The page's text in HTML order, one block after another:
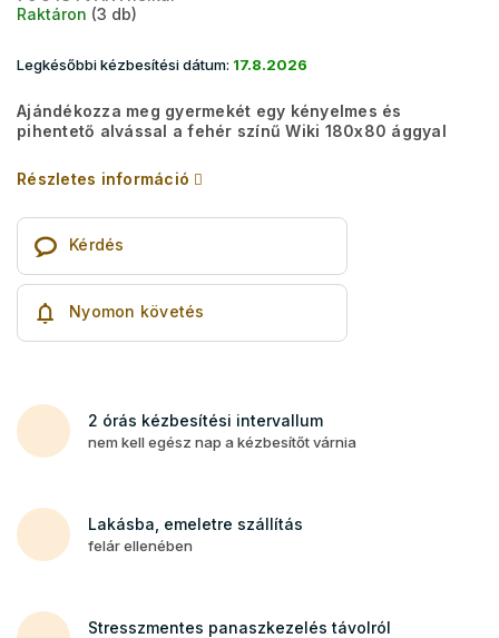
Raktáron (3 db)
Legkésőbbi kézbesítési dátum: 17.8.2026
Ajándékozza meg gyermekét egy kényelmes és
pihentető alvással a fehér színű Wiki 180x80 ággyal
Részletes információ
Kérdés
Nyomon követés
2 órás kézbesítési intervallum
nem kell egész nap a kézbesítőt várnia
Lakásba, emeletre szállítás
felár ellenében
Stresszmentes panaszkezelés távolról